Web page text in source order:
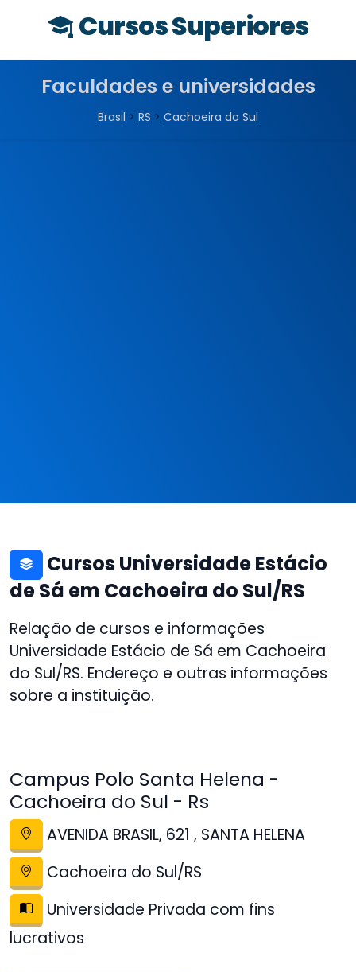
Cursos Superiores
Faculdades e universidades
Brasil > RS > Cachoeira do Sul
Cursos Universidade Estácio
de Sá em Cachoeira do Sul/RS
Relação de cursos e informações
Universidade Estácio de Sá em Cachoeira
do Sul/RS. Endereço e outras informações
sobre a instituição.
Campus Polo Santa Helena -
Cachoeira do Sul - Rs
AVENIDA BRASIL, 621 , SANTA HELENA
Cachoeira do Sul/RS
Universidade Privada com fins
lucrativos